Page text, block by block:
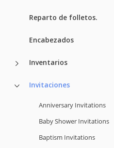
Reparto de folletos.
Encabezados
Inventarios
Invitaciones
Anniversary Invitations
Baby Shower Invitations
Baptism Invitations